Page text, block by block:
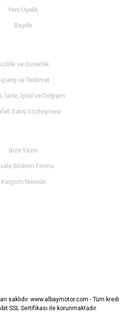
Yeni Üyelik
Bayilik
ve Güvenlik
ve Teslimat
İade, İptal ve Değişim
Satış Sözleşmesi
Bize Yazın
Bildirim Formu
Kargom Nerede
saklıdır. www.albaymotor.com - Tüm kredi
SSL Sertifikası ile korunmaktadır.